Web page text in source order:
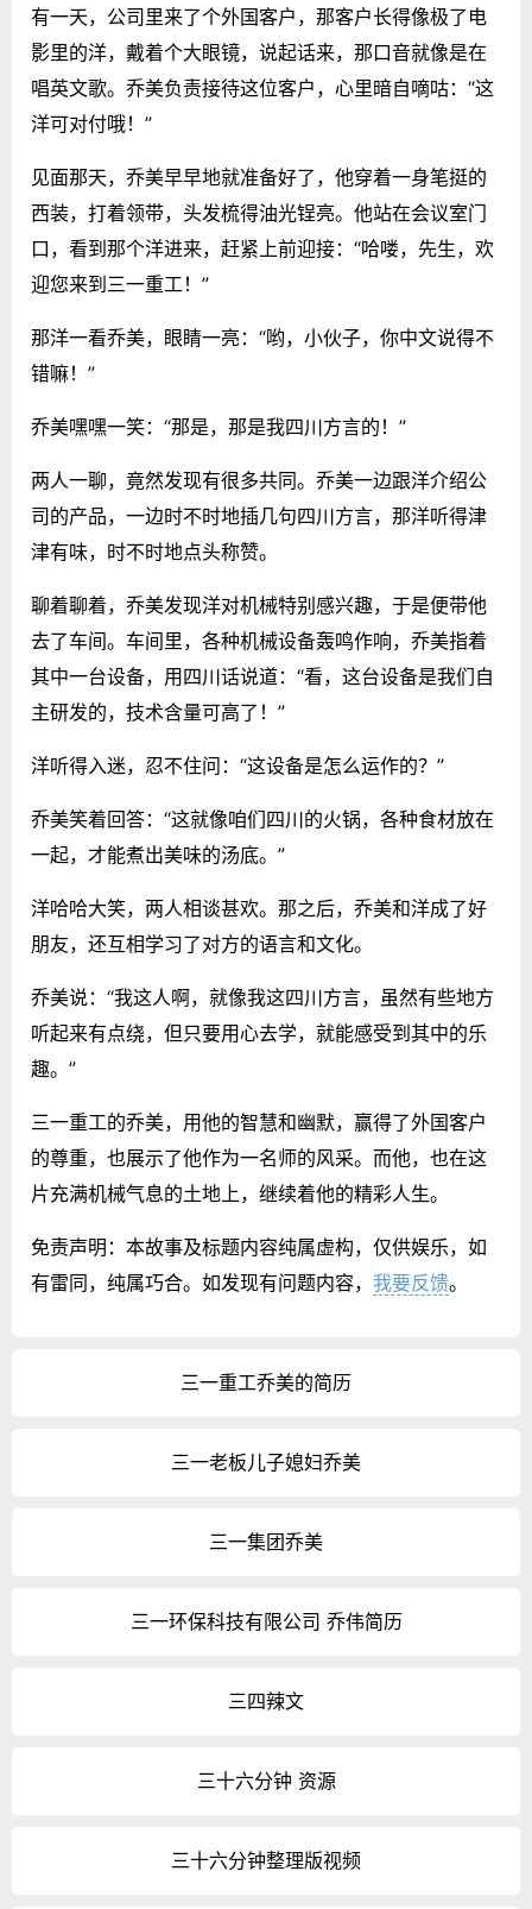
有一天，公司里来了个外国客户，那客户长得像极了电
影里的洋，戴着个大眼镜，说起话来，那口音就像是在
唱英文歌。乔美负责接待这位客户，心里暗自嘀咕：“这
洋可对付哦！”
见面那天，乔美早早地就准备好了，他穿着一身笔挺的
西装，打着领带，头发梳得油光锃亮。他站在会议室门
口，看到那个洋进来，赶紧上前迎接：“哈喽，先生，欢
迎您来到三一重工！”
那洋一看乔美，眼睛一亮：“哟，小伙子，你中文说得不
错嘛！”
乔美嘿嘿一笑：“那是，那是我四川方言的！”
两人一聊，竟然发现有很多共同。乔美一边跟洋介绍公
司的产品，一边时不时地插几句四川方言，那洋听得津
津有味，时不时地点头称赞。
聊着聊着，乔美发现洋对机械特别感兴趣，于是便带他
去了车间。车间里，各种机械设备轰鸣作响，乔美指着
其中一台设备，用四川话说道：“看，这台设备是我们自
主研发的，技术含量可高了！”
洋听得入迷，忍不住问：“这设备是怎么运作的？”
乔美笑着回答：“这就像咱们四川的火锅，各种食材放在
一起，才能煮出美味的汤底。”
洋哈哈大笑，两人相谈甚欢。那之后，乔美和洋成了好
朋友，还互相学习了对方的语言和文化。
乔美说：“我这人啊，就像我这四川方言，虽然有些地方
听起来有点绕，但只要用心去学，就能感受到其中的乐
趣。”
三一重工的乔美，用他的智慧和幽默，赢得了外国客户
的尊重，也展示了他作为一名师的风采。而他，也在这
片充满机械气息的土地上，继续着他的精彩人生。
免责声明：本故事及标题内容纯属虚构，仅供娱乐，如
有雷同，纯属巧合。如发现有问题内容， 我要反馈。
三一重工乔美的简历
三一老板儿子媳妇乔美
三一集团乔美
三一环保科技有限公司 乔伟简历
三四辣文
三十六分钟 资源
三十六分钟整理版视频